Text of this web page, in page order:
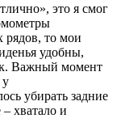
это я смог
рядов, то мои
удобны,
Важный момент
у
убирать задние
хватало и